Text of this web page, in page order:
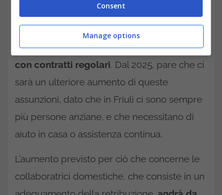
Venezia Giulia, dove ci sono, secondo gli
ultimi dati,oltre 15 mila badanti, assunte
con contratti regolari. Dal 2025, pare che ci
sarà un ulteriore aumento di queste
assunzioni, dato che in Friuli ci sono sempre
più persone anziane, e che necessitano di
aiuto in casa o assistenza continua.
L’aumento previsto per ciò che concerne le
collaboratrici domestiche, che consiste in un
Consent
Manage options